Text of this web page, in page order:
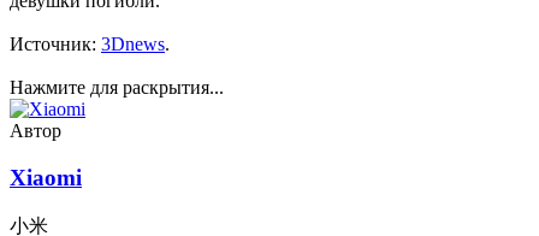
Источник: 3Dnews.
Нажмите для раскрытия...
Автор
Xiaomi
小米